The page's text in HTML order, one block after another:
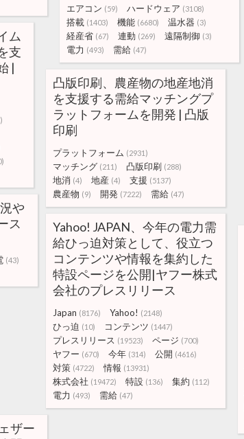
エアコン (59) ハードウェア (3108)
搭載 (1403) 機能 (6680) 温水器 (3)
経産省 (67) 連動 (269) 遠隔制御 (3)
電力 (493) 需給 (47)
ム
支
|
凸版印刷、農産物の地産地消
を支援する需給マッチングプ
ラットフォームを開発 | 凸版
印刷
プラットフォーム (2931)
マッチング (211) 凸版印刷 (288)
地消 (4) 地産 (4) 支援 (5137)
農産物 (9) 開発 (7222) 需給 (47)
や
ス
(43)
Yahoo! JAPAN、今年の電力需
給ひっ迫対策として、役立つ
コンテンツや情報を集約した
特設ページを公開|ヤフー株式
会社のプレスリリース
Japan (8176) Yahoo! (2148)
ひっ迫 (10) コンテンツ (1447)
プレスリリース (19523) ページ (700)
ヤフー (670) 今年 (314) 公開 (4616)
対策 (4722) 情報 (13931)
株式会社 (19472) 特設 (136) 集約 (112)
電力 (493) 需給 (47)
ザー